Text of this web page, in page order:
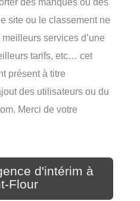
site ou le classement ne
services d’une
tarifs, etc… cet
présent à titre
des utilisateurs ou du
Merci de votre
d'intérim à
Flour